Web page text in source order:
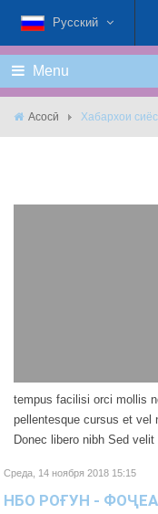
Русский
Menu
Асосӣ Хабархои
tempus facilisi orci mollis
pellentesque cursus et vel
Donec libero nibh Sed
Среда, 14 ноября 2018 15:15
НБО РОҒУН - ФОҶЕА